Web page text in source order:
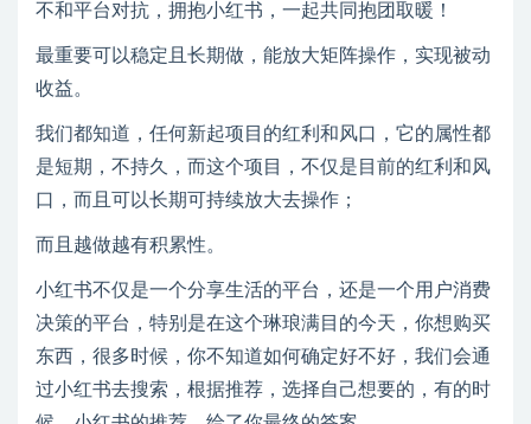
不和平台对抗，拥抱小红书，一起共同抱团取暖！
最重要可以稳定且长期做，能放大矩阵操作，实现被动
收益。
我们都知道，任何新起项目的红利和风口，它的属性都
是短期，不持久，而这个项目，不仅是目前的红利和风
口，而且可以长期可持续放大去操作；
而且越做越有积累性。
小红书不仅是一个分享生活的平台，还是一个用户消费
决策的平台，特别是在这个琳琅满目的今天，你想购买
东西，很多时候，你不知道如何确定好不好，我们会通
过小红书去搜索，根据推荐，选择自己想要的，有的时